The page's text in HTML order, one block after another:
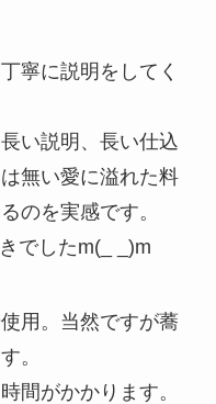
寧に説明をしてく
い説明、長い仕込
無い愛に溢れた料
のを実感です。
でしたm(_ _)m
用。当然ですが蕎
。
間がかかります。